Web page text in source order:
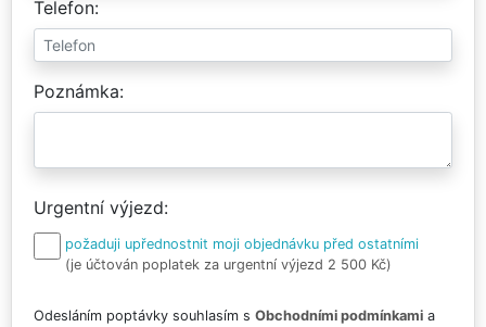
Telefon
Poznámka
Urgentní výjezd
požaduji upřednostnit moji objednávku před ostatními
(je účtován poplatek za urgentní výjezd 2 500 Kč)
Odesláním poptávky souhlasím s Obchodními podmínkami a